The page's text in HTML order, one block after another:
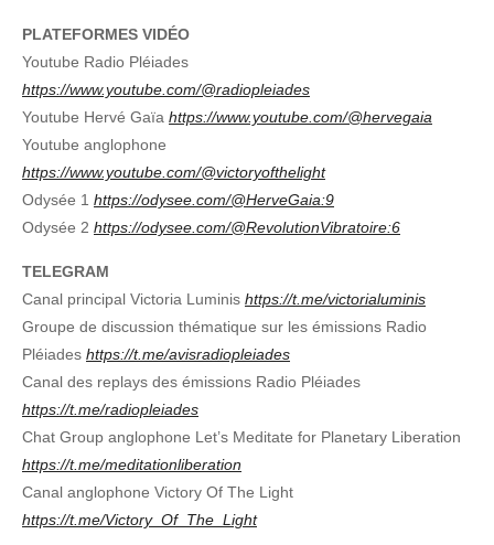
PLATEFORMES VIDÉO
Youtube Radio Pléiades
https://www.youtube.com/@radiopleiades
Youtube Hervé Gaïa https://www.youtube.com/@hervegaia
Youtube anglophone
https://www.youtube.com/@victoryofthelight
Odysée 1 https://odysee.com/@HerveGaia:9
Odysée 2 https://odysee.com/@RevolutionVibratoire:6
TELEGRAM
Canal principal Victoria Luminis https://t.me/victorialuminis
Groupe de discussion thématique sur les émissions Radio
Pléiades https://t.me/avisradiopleiades
Canal des replays des émissions Radio Pléiades
https://t.me/radiopleiades
Chat Group anglophone Let’s Meditate for Planetary Liberation
https://t.me/meditationliberation
Canal anglophone Victory Of The Light
https://t.me/Victory_Of_The_Light